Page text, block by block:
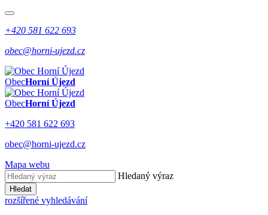
+420 581 622 693
obec@horni-ujezd.cz
ObecHorní Újezd
ObecHorní Újezd
+420 581 622 693
obec@horni-ujezd.cz
Mapa webu
Hledaný výraz
Hledat
rozšířené vyhledávání